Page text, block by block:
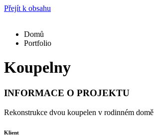
Přejít k obsahu
Domů
Portfolio
Koupelny
INFORMACE O PROJEKTU
Rekonstrukce dvou koupelen v rodinném domě
Klient